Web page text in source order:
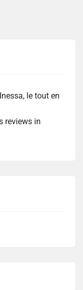
le tout en
reviews in